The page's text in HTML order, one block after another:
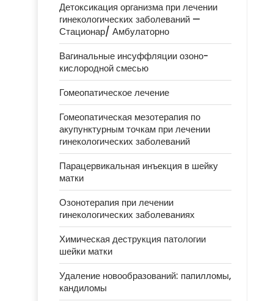
Детоксикация организма при лечении
гинекологических заболеваний —
Стационар/ Амбулаторно
Вагинальные инсуффляции озоно-
кислородной смесью
Гомеопатическое лечение
Гомеопатическая мезотерапия по
акупунктурным точкам при лечении
гинекологических заболеваний
Парацервикальная инъекция в шейку
матки
Озонотерапия при лечении
гинекологических заболеваниях
Химическая деструкция патологии
шейки матки
Удаление новообразований: папилломы,
кандиломы